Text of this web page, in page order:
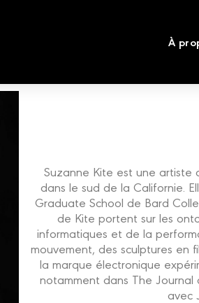
À
Suzanne Kite est une artiste
dans le sud de la Californie.
Graduate School de Bard
de Kite portent sur les
informatiques et de la
mouvement, des sculptures en
la marque électronique
notamment dans The Journal
avec